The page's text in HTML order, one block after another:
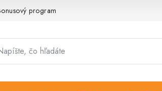
program